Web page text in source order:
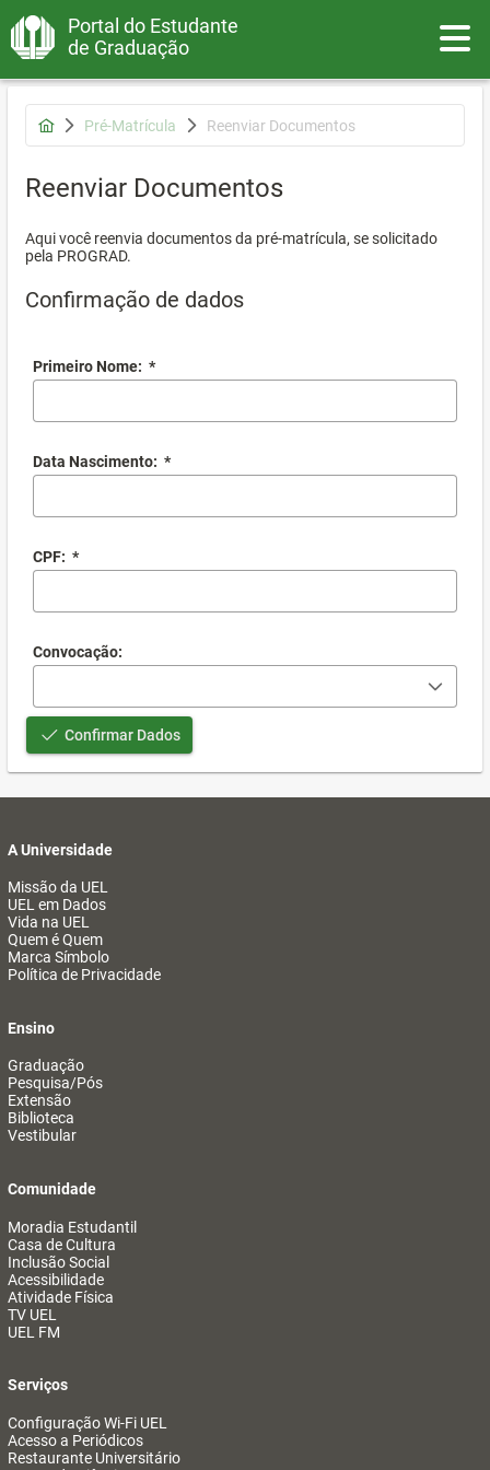
Portal do Estudante
de Graduação
Pré-Matrícula Reenviar Documentos
Reenviar Documentos
Aqui você reenvia documentos da pré-matrícula, se solicitado
pela PROGRAD.
Confirmação de dados
Primeiro Nome: *
Data Nascimento: *
CPF: *
Convocação:
Confirmar Dados
A Universidade
Missão da UEL
UEL em Dados
Vida na UEL
Quem é Quem
Marca Símbolo
Política de Privacidade
Ensino
Graduação
Pesquisa/Pós
Extensão
Biblioteca
Vestibular
Comunidade
Moradia Estudantil
Casa de Cultura
Inclusão Social
Acessibilidade
Atividade Física
TV UEL
UEL FM
Serviços
Configuração Wi-Fi UEL
Acesso a Periódicos
Restaurante Universitário